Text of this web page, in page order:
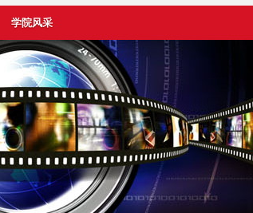
学院风采